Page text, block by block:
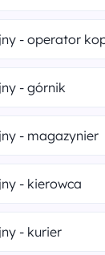
- operator
- górnik
- magazynier
- kierowca
- kurier